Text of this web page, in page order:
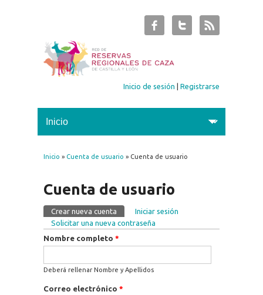
Inicio de sesión |Registrarse
Se encuentra usted aquí
Inicio » Cuenta de usuario » Cuenta de usuario
Cuenta de usuario
Solapas principales
Crear nueva cuenta (solapa activa)
Iniciar sesión
Solicitar una nueva contraseña
Nombre completo *
Deberá rellenar Nombre y Apellidos
Correo electrónico *